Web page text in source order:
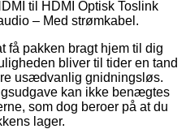
til HDMI Optisk Toslink
– Med strømkabel.
få pakken bragt hjem til dig
bliver til tider en tand
usædvanlig gnidningsløs.
kan ikke benægtes
som dog beroer på at du
lager.